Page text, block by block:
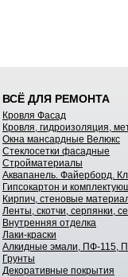
ВСЁ ДЛЯ РЕМОНТА
Кровля Фасад
Кровля, гидроизоляция,
Окна мансардные Велюкс
Стеклосетки фасадные
Стройматериалы
Аквапанель. Файерборд.
Гипсокартон и
Кирпич, стеновые
Ленты, скотчи, серпянки,
Внутренняя отделка
Лаки-краски
Алкидные эмали, ПФ-115,
Грунты
Декоративные покрытия